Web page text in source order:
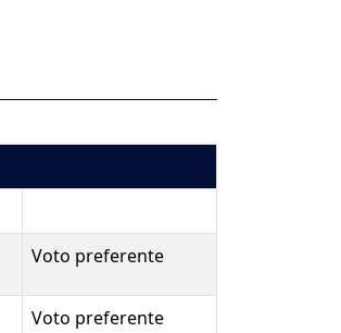
Voto preferente
Voto preferente